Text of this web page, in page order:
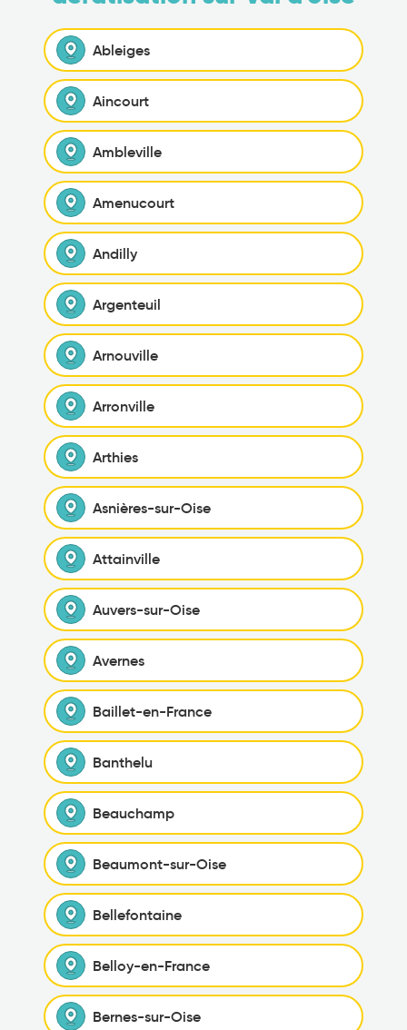
Ableiges
Aincourt
Ambleville
Amenucourt
Andilly
Argenteuil
Arnouville
Arronville
Arthies
Asnières-sur-Oise
Attainville
Auvers-sur-Oise
Avernes
Baillet-en-France
Banthelu
Beauchamp
Beaumont-sur-Oise
Bellefontaine
Belloy-en-France
Bernes-sur-Oise